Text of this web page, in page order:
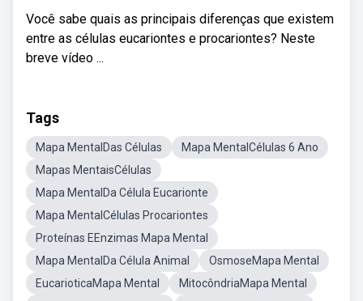
Você sabe quais as principais diferenças que existem
entre as células eucariontes e procariontes? Neste
breve vídeo ...
Tags
Mapa MentalDas Células
Mapa MentalCélulas 6 Ano
Mapas MentaisCélulas
Mapa MentalDa Célula Eucarionte
Mapa MentalCélulas Procariontes
Proteínas EEnzimas Mapa Mental
Mapa MentalDa Célula Animal
OsmoseMapa Mental
EucarioticaMapa Mental
MitocôndriaMapa Mental